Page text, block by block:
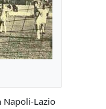
Napoli-Lazio